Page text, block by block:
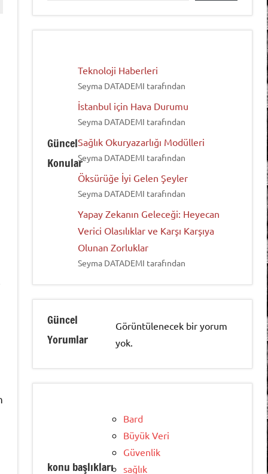
Güncel
Konular
Teknoloji Haberleri
Seyma DATADEMI tarafından
İstanbul için Hava Durumu
Seyma DATADEMI tarafından
Sağlık Okuryazarlığı Modülleri
Seyma DATADEMI tarafından
Öksürüğe İyi Gelen Şeyler
Seyma DATADEMI tarafından
Yapay Zekanın Geleceği: Heyecan
Verici Olasılıklar ve Karşı Karşıya
Olunan Zorluklar
Seyma DATADEMI tarafından
Güncel
Yorumlar
Görüntülenecek bir yorum
yok.
konu başlıkları
Bard
Büyük Veri
Güvenlik
sağlık